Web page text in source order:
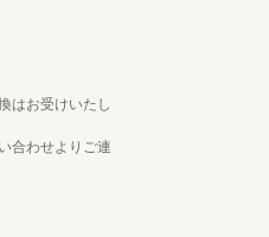
はお受けいたし
合わせよりご連